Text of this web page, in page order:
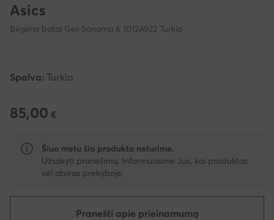
Asics
Bėgimo batai Gel-Sonoma 6 1012A922 Turkio
Spalva: Turkio
85,00 €
85,00 €
Šiuo metu šio produkto neturime.
Užsakyti pranešimą. Informuosime Jus, kai produktas
vėl atsiras prekyboje.
Pranešti apie prieinamumą